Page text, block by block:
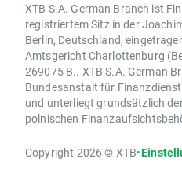
XTB S.A. German Branch ist
registriertem Sitz in der
Berlin, Deutschland,
Amtsgericht Charlottenburg
269075 B.. XTB S.A. German
Bundesanstalt für
und unterliegt grundsätzlich
polnischen
Copyright 2026 © XTB•